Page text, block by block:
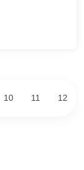
10 11 12